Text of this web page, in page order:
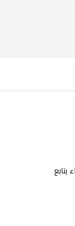
يتابع